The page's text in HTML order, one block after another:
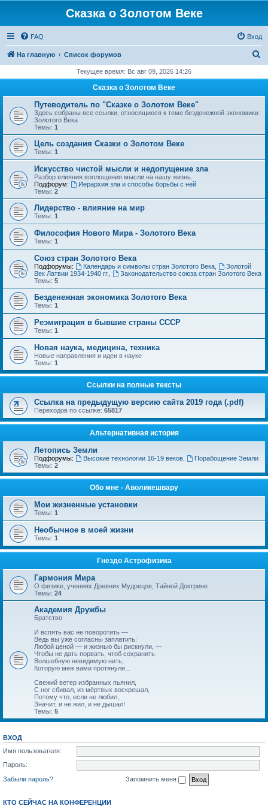
Сказка о Золотом Веке
FAQ Вход
На главную Список форумов
с
Текущее время: Вс авг 09, 2026 14:26
Сказка о Золотом Веке
Путеводитель по "Сказке о Золотом Веке"
Здесь собраны все ссылки, относящиеся к теме безденежной экономики
Золотого Века
Темы: 1
Цель создания Сказки о Золотом Веке
Темы: 1
Искусство чистой мысли и недопущение зла
Разбор влияния воплощения мысли на нашу жизнь.
Подфорум:
Иерархия зла и способы борьбы с ней
Темы: 2
Лидерство - влияние на мир
Темы: 1
Философия Нового Мира - Золотого Века
Темы: 1
Cоюз стран Золотого Века
Подфорумы: Календарь и символы стран Золотого Века,
Золотой
Век Латвии 1934-1940 гг.
Законодательство союза стран Золотого Века
Темы: 5
Безденежная экономика Золотого Века
Темы: 1
Реэмиграция в бывшие страны СССР
Темы: 1
Новая наука, медицина, техника
Новые направления и идеи в науке
Темы: 1
Ссылки на полные тексты
Ссылка на предыдущую версию сайта 2019 года (.pdf)
Переходов по ссылке: 65817
Альтернативная история
Летопись Земли
Подфорумы: Высокие технологии 16-19 веков,
Порабощение Земли
Темы: 2
Обо мне - Аволикешвару
Мои жизненные установки
Темы: 1
Необычное в моей жизни
Темы: 1
Гнездо Астрофизика
Гармония Мира
О физике, учениях Древних Мудрецов, Тайной Доктрине
Темы: 24
Академия Дружбы
Братство
И вспять вас не поворотить —
Ведь вы уже согласны заплатить:
Любой ценой — и жизнью бы рискнули, —
Чтобы не дать порвать, чтоб сохранить
Волшебную невидимую нить,
Которую меж вами протянули...
Свежий ветер избранных пьянил,
С ног сбивал, из мёртвых воскрешал,
Потому что, если не любил,
Значит, и не жил, и не дышал!
Темы: 5
ВХОД
Имя пользователя:
Пароль:
Забыли пароль?
Запомнить меня
КТО СЕЙЧАС НА КОНФЕРЕНЦИИ